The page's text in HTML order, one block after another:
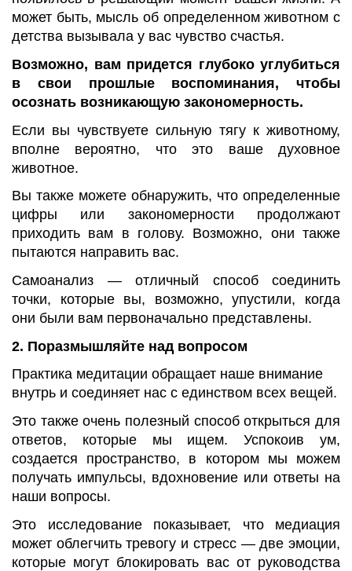
может быть, мысль об определенном животном с
детства вызывала у вас чувство счастья.
Возможно, вам придется глубоко углубиться
в свои прошлые воспоминания, чтобы
осознать возникающую закономерность.
Если вы чувствуете сильную тягу к животному,
вполне вероятно, что это ваше духовное
животное.
Вы также можете обнаружить, что определенные
цифры или закономерности продолжают
приходить вам в голову. Возможно, они также
пытаются направить вас.
Самоанализ — отличный способ соединить
точки, которые вы, возможно, упустили, когда
они были вам первоначально представлены.
2. Поразмышляйте над вопросом
Практика медитации обращает наше внимание
внутрь и соединяет нас с единством всех вещей.
Это также очень полезный способ открыться для
ответов, которые мы ищем. Успокоив ум,
создается пространство, в котором мы можем
получать импульсы, вдохновение или ответы на
наши вопросы.
Это исследование показывает, что медиация
может облегчить тревогу и стресс — две эмоции,
которые могут блокировать вас от руководства